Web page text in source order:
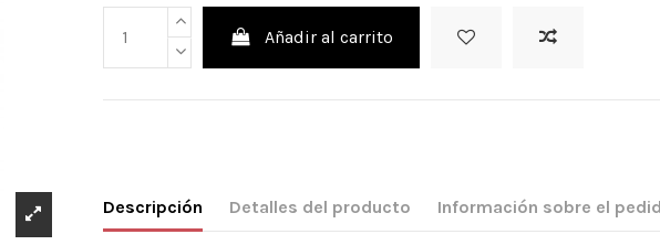
Añadir al carrito
Descripción Detalles del producto Información sobre el